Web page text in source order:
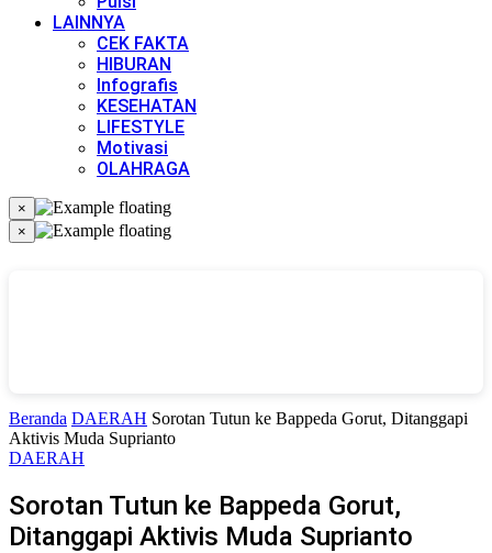
LAINNYA
CEK FAKTA
HIBURAN
Infografis
KESEHATAN
LIFESTYLE
Motivasi
OLAHRAGA
×
×
Beranda DAERAH Sorotan Tutun ke Bappeda Gorut, Ditanggapi
Aktivis Muda Suprianto
DAERAH
Sorotan Tutun ke Bappeda Gorut,
Ditanggapi Aktivis Muda Suprianto